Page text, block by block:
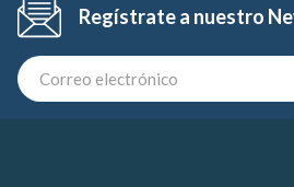
Regístrate a nuestro